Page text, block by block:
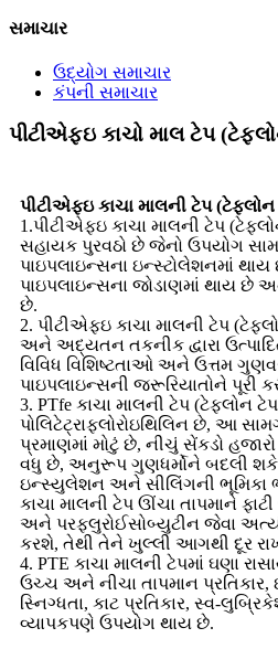
સમાચાર
ઉદ્યોગ સમાચાર
કંપની સમાચાર
પીટીએફઇ કાચો માલ ટેપ
પીટીએફઇ કાચા માલની ટેપ
1.પીટીએફઇ કાચા માલની ટેપ
સહાયક પુરવઠો છે જેનો ઉપયોગ
પાઇપલાઇન્સના ઇન્સ્ટોલેશનમાં
પાઇપલાઇન્સના જોડાણમાં થાય
છે.
2. પીટીએફઇ કાચા માલની ટેપ
અને અદ્યતન તકનીક દ્વારા
વિવિધ વિશિષ્ટતાઓ અને ઉત્તમ
પાઇપલાઇન્સની જરૂરિયાતોને પૂરી
3. PTfe કાચા માલની ટેપ (ટેફલોન
પોલિટેટ્રાફ્લોરોઇથિલિન છે, આ
પ્રમાણમાં મોટું છે, નીચું સેંકડો
વધુ છે, અનુરૂપ ગુણધર્મોને બદલી શકે
ઇન્સ્યુલેશન અને સીલિંગની ભૂમિકા
કાચા માલની ટેપ ઊંચા તાપમાને
અને પરફ્લુરોઈસોબ્યુટીન જેવા
કરશે, તેથી તેને ખુલ્લી આગથી દૂર
4. PTE કાચા માલની ટેપમાં ઘણા
ઉચ્ચ અને નીચા તાપમાન
સ્નિગ્ધતા, કાટ પ્રતિકાર, સ્વ-
વ્યાપકપણે ઉપયોગ થાય છે.